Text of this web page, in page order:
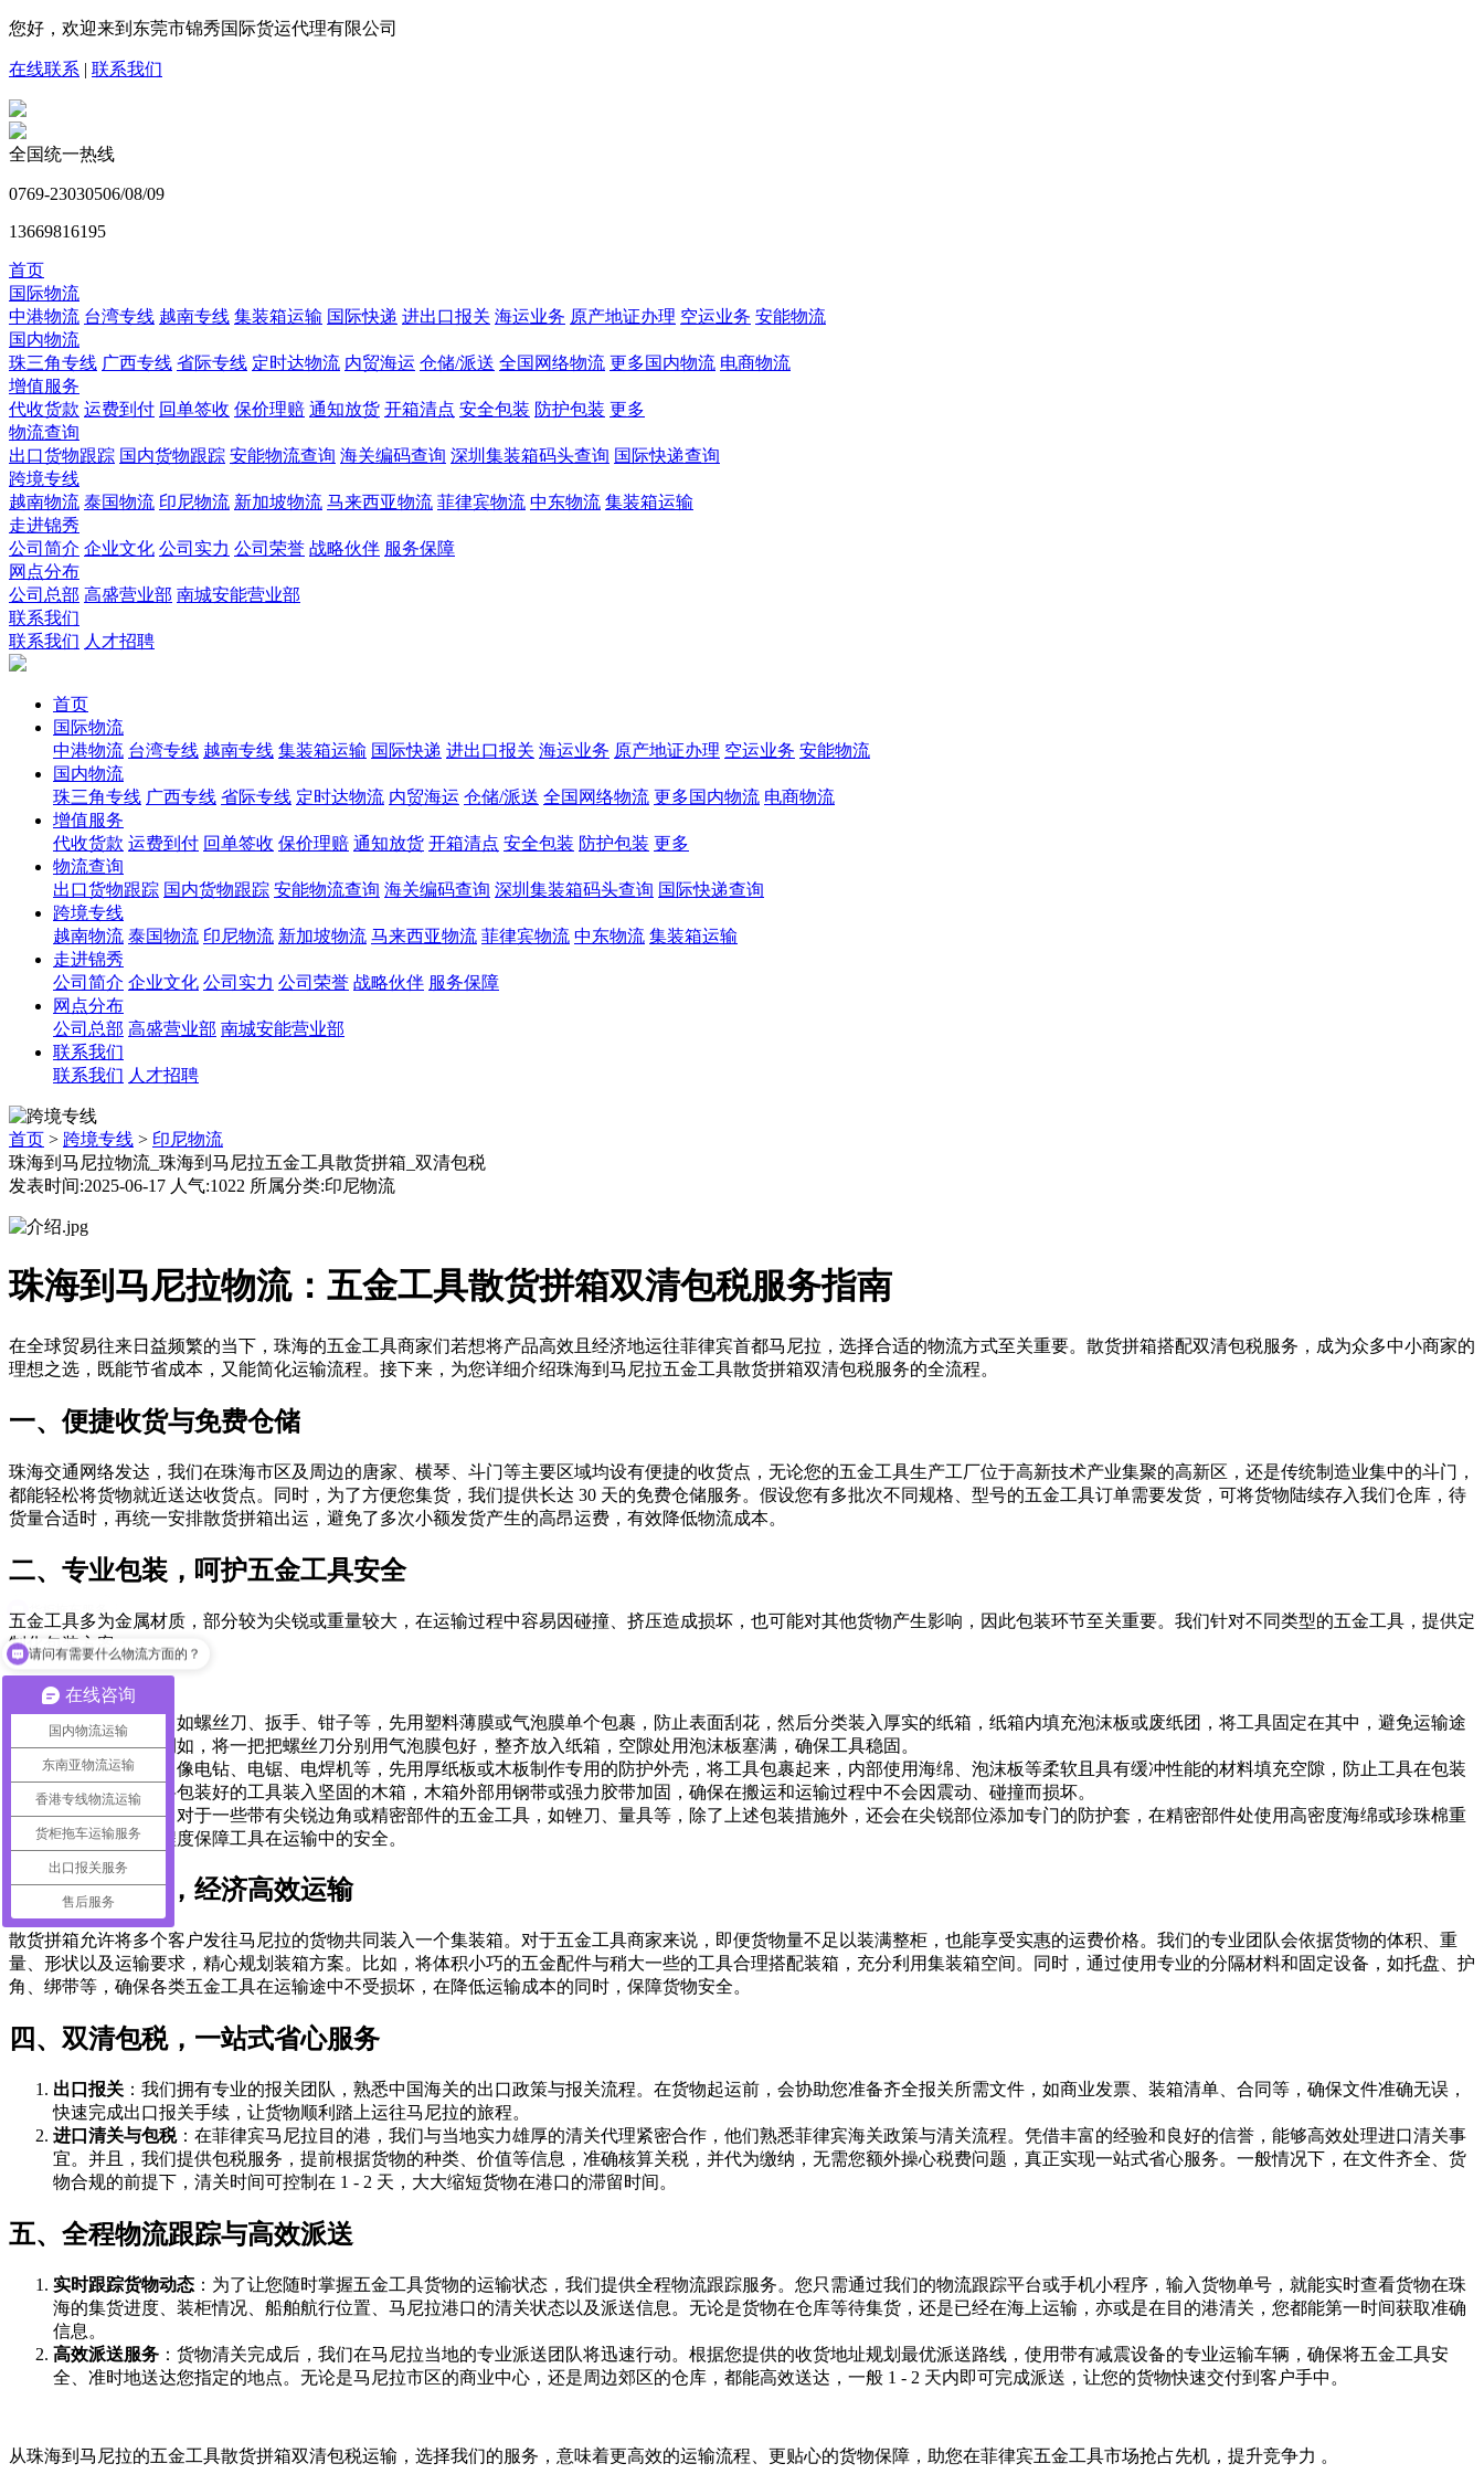
您好，欢迎来到东莞市锦秀国际货运代理有限公司
在线联系 | 联系我们
全国统一热线
0769-23030506/08/09
13669816195
首页
国际物流
中港物流 台湾专线 越南专线 集装箱运输 国际快递 进出口报关 海运业务 原产地证办理 空运业务 安能物流
国内物流
珠三角专线 广西专线 省际专线 定时达物流 内贸海运 仓储/派送 全国网络物流 更多国内物流 电商物流
增值服务
代收货款 运费到付 回单签收 保价理赔 通知放货 开箱清点 安全包装 防护包装 更多
物流查询
出口货物跟踪 国内货物跟踪 安能物流查询 海关编码查询 深圳集装箱码头查询 国际快递查询
跨境专线
越南物流 泰国物流 印尼物流 新加坡物流 马来西亚物流 菲律宾物流 中东物流 集装箱运输
走进锦秀
公司简介 企业文化 公司实力 公司荣誉 战略伙伴 服务保障
网点分布
公司总部 高盛营业部 南城安能营业部
联系我们
联系我们 人才招聘
首页
国际物流
中港物流 台湾专线 越南专线 集装箱运输 国际快递 进出口报关 海运业务 原产地证办理 空运业务 安能物流
国内物流
珠三角专线 广西专线 省际专线 定时达物流 内贸海运 仓储/派送 全国网络物流 更多国内物流 电商物流
增值服务
代收货款 运费到付 回单签收 保价理赔 通知放货 开箱清点 安全包装 防护包装 更多
物流查询
出口货物跟踪 国内货物跟踪 安能物流查询 海关编码查询 深圳集装箱码头查询 国际快递查询
跨境专线
越南物流 泰国物流 印尼物流 新加坡物流 马来西亚物流 菲律宾物流 中东物流 集装箱运输
走进锦秀
公司简介 企业文化 公司实力 公司荣誉 战略伙伴 服务保障
网点分布
公司总部 高盛营业部 南城安能营业部
联系我们
联系我们 人才招聘
首页 > 跨境专线 > 印尼物流
珠海到马尼拉物流_珠海到马尼拉五金工具散货拼箱_双清包税
发表时间:2025-06-17 人气:1022 所属分类:印尼物流
珠海到马尼拉物流：五金工具散货拼箱双清包税服务指南
在全球贸易往来日益频繁的当下，珠海的五金工具商家们若想将产品高效且经济地运往菲律宾首都马尼拉，选择合适的物流方式至关重要。散货拼箱搭配双清包税服务，成为众多中小商家的
理想之选，既能节省成本，又能简化运输流程。接下来，为您详细介绍珠海到马尼拉五金工具散货拼箱双清包税服务的全流程。
一、便捷收货与免费仓储
珠海交通网络发达，我们在珠海市区及周边的唐家、横琴、斗门等主要区域均设有便捷的收货点，无论您的五金工具生产工厂位于高新技术产业集聚的高新区，还是传统制造业集中的斗门，
都能轻松将货物就近送达收货点。同时，为了方便您集货，我们提供长达 30 天的免费仓储服务。假设您有多批次不同规格、型号的五金工具订单需要发货，可将货物陆续存入我们仓库，待
货量合适时，再统一安排散货拼箱出运，避免了多次小额发货产生的高昂运费，有效降低物流成本。
二、专业包装，呵护五金工具安全
五金工具多为金属材质，部分较为尖锐或重量较大，在运输过程中容易因碰撞、挤压造成损坏，也可能对其他货物产生影响，因此包装环节至关重要。我们针对不同类型的五金工具，提供定
制化包装方案：
小型五金工具
：如螺丝刀、扳手、钳子等，先用塑料薄膜或气泡膜单个包裹，防止表面刮花，然后分类装入厚实的纸箱，纸箱内填充泡沫板或废纸团，将工具固定在其中，避免运输途
中相互碰撞。例如，将一把把螺丝刀分别用气泡膜包好，整齐放入纸箱，空隙处用泡沫板塞满，确保工具稳固。
大型五金工具
：像电钻、电锯、电焊机等，先用厚纸板或木板制作专用的防护外壳，将工具包裹起来，内部使用海绵、泡沫板等柔软且具有缓冲性能的材料填充空隙，防止工具在包装
内晃动。然后将包装好的工具装入坚固的木箱，木箱外部用钢带或强力胶带加固，确保在搬运和运输过程中不会因震动、碰撞而损坏。
特殊五金工具：对于一些带有尖锐边角或精密部件的五金工具，如锉刀、量具等，除了上述包装措施外，还会在尖锐部位添加专门的防护套，在精密部件处使用高密度海绵或珍珠棉重
点防护，最大程度保障工具在运输中的安全。
三、散货拼箱，经济高效运输
散货拼箱允许将多个客户发往马尼拉的货物共同装入一个集装箱。对于五金工具商家来说，即便货物量不足以装满整柜，也能享受实惠的运费价格。我们的专业团队会依据货物的体积、重
量、形状以及运输要求，精心规划装箱方案。比如，将体积小巧的五金配件与稍大一些的工具合理搭配装箱，充分利用集装箱空间。同时，通过使用专业的分隔材料和固定设备，如托盘、护
角、绑带等，确保各类五金工具在运输途中不受损坏，在降低运输成本的同时，保障货物安全。
四、双清包税，一站式省心服务
出口报关 ：我们拥有专业的报关团队，熟悉中国海关的出口政策与报关流程。在货物起运前，会协助您准备齐全报关所需文件，如商业发票、装箱清单、合同等，确保文件准确无误，
快速完成出口报关手续，让货物顺利踏上运往马尼拉的旅程。
进口清关与包税：在菲律宾马尼拉目的港，我们与当地实力雄厚的清关代理紧密合作，他们熟悉菲律宾海关政策与清关流程。凭借丰富的经验和良好的信誉，能够高效处理进口清关事
宜。并且，我们提供包税服务，提前根据货物的种类、价值等信息，准确核算关税，并代为缴纳，无需您额外操心税费问题，真正实现一站式省心服务。一般情况下，在文件齐全、货
物合规的前提下，清关时间可控制在 1 - 2 天，大大缩短货物在港口的滞留时间。
五、全程物流跟踪与高效派送
实时跟踪货物动态 ：为了让您随时掌握五金工具货物的运输状态，我们提供全程物流跟踪服务。您只需通过我们的物流跟踪平台或手机小程序，输入货物单号，就能实时查看货物在珠
海的集货进度、装柜情况、船舶航行位置、马尼拉港口的清关状态以及派送信息。无论是货物在仓库等待集货，还是已经在海上运输，亦或是在目的港清关，您都能第一时间获取准确
信息。
高效派送服务 ：货物清关完成后，我们在马尼拉当地的专业派送团队将迅速行动。根据您提供的收货地址规划最优派送路线，使用带有减震设备的专业运输车辆，确保将五金工具安
全、准时地送达您指定的地点。无论是马尼拉市区的商业中心，还是周边郊区的仓库，都能高效送达，一般 1 - 2 天内即可完成派送，让您的货物快速交付到客户手中。
从珠海到马尼拉的五金工具散货拼箱双清包税运输，选择我们的服务，意味着更高效的运输流程、更贴心的货物保障，助您在菲律宾五金工具市场抢占先机，提升竞争力 。
在线咨询
国内物流运输
东南亚物流运输
香港专线物流运输
货柜拖车运输服务
出口报关服务
售后服务
请问有需要什么物流方面的？